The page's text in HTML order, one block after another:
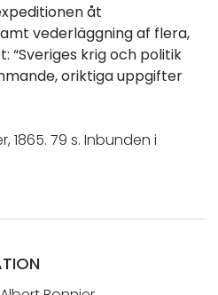
åt
vederläggning af flera,
“Sveriges krig och politik
oriktiga uppgifter
1865. 79 s. Inbunden i